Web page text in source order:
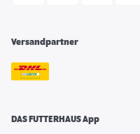
Versandpartner
DAS FUTTERHAUS App